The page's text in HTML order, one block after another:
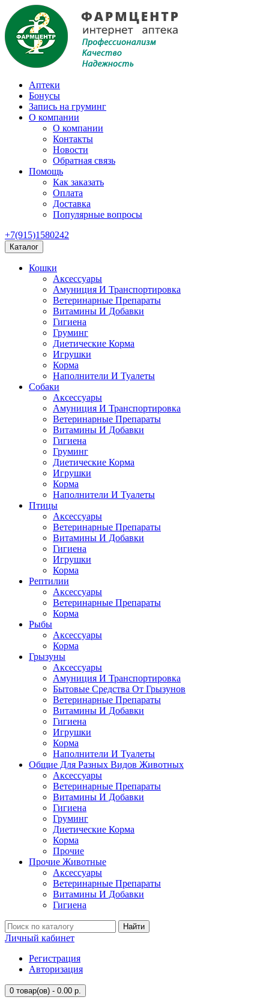
Аптеки
Бонусы
Запись на груминг
О компании
О компании
Контакты
Новости
Обратная связь
Помощь
Как заказать
Оплата
Доставка
Популярные вопросы
+7(915)1580242
Каталог
Кошки
Аксессуары
Амуниция И Транспортировка
Ветеринарные Препараты
Витамины И Добавки
Гигиена
Груминг
Диетические Корма
Игрушки
Корма
Наполнители И Туалеты
Собаки
Аксессуары
Амуниция И Транспортировка
Ветеринарные Препараты
Витамины И Добавки
Гигиена
Груминг
Диетические Корма
Игрушки
Корма
Наполнители И Туалеты
Птицы
Аксессуары
Ветеринарные Препараты
Витамины И Добавки
Гигиена
Игрушки
Корма
Рептилии
Аксессуары
Ветеринарные Препараты
Корма
Рыбы
Аксессуары
Корма
Грызуны
Аксессуары
Амуниция И Транспортировка
Бытовые Средства От Грызунов
Ветеринарные Препараты
Витамины И Добавки
Гигиена
Игрушки
Корма
Наполнители И Туалеты
Общие Для Разных Видов Животных
Аксессуары
Ветеринарные Препараты
Витамины И Добавки
Гигиена
Груминг
Диетические Корма
Корма
Прочие
Прочие Животные
Аксессуары
Ветеринарные Препараты
Витамины И Добавки
Гигиена
Найти
Личный кабинет
Регистрация
Авторизация
0 товар(ов) - 0.00 р.